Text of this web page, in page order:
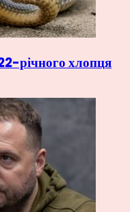
річного хлопця